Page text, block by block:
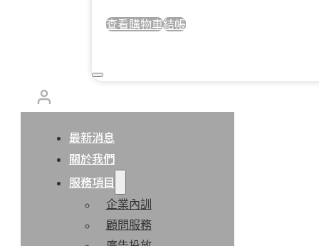
查看購物車結帳
最新消息
關於我們
服務項目
企業內訓
顧問服務